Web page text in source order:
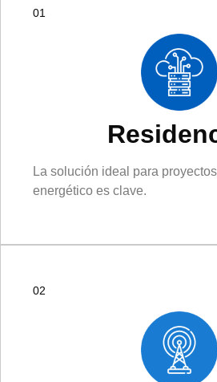
01
La solución ideal para
energético es clave.
02